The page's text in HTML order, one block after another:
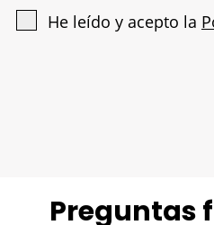
He leído y acepto la
Preguntas